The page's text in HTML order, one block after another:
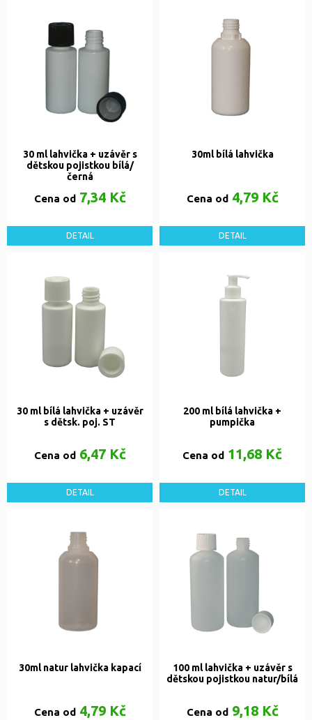
30 ml lahvička + uzávěr s
dětskou pojistkou bílá/
černá
Cena od7,34 Kč
DETAIL
30ml bílá lahvička
Cena od4,79 Kč
DETAIL
30 ml bílá lahvička + uzávěr
s dětsk. poj. ST
Cena od6,47 Kč
DETAIL
200 ml bílá lahvička +
pumpička
Cena od 11,68 Kč
DETAIL
30ml natur lahvička kapací
Cena od4,79 Kč
100 ml lahvička + uzávěr s
dětskou pojistkou natur/bílá
Cena od9,18 Kč